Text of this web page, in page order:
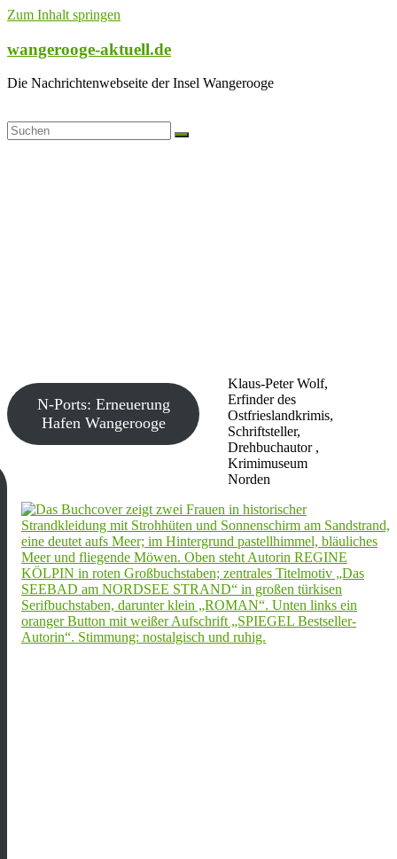
Zum Inhalt springen
wangerooge-aktuell.de
Die Nachrichtenwebseite der Insel Wangerooge
Klaus-Peter Wolf,
Erfinder des
Ostfrieslandkrimis,
Schriftsteller,
Drehbuchautor ,
Krimimuseum
Norden
N-Ports: Erneuerung
Hafen Wangerooge